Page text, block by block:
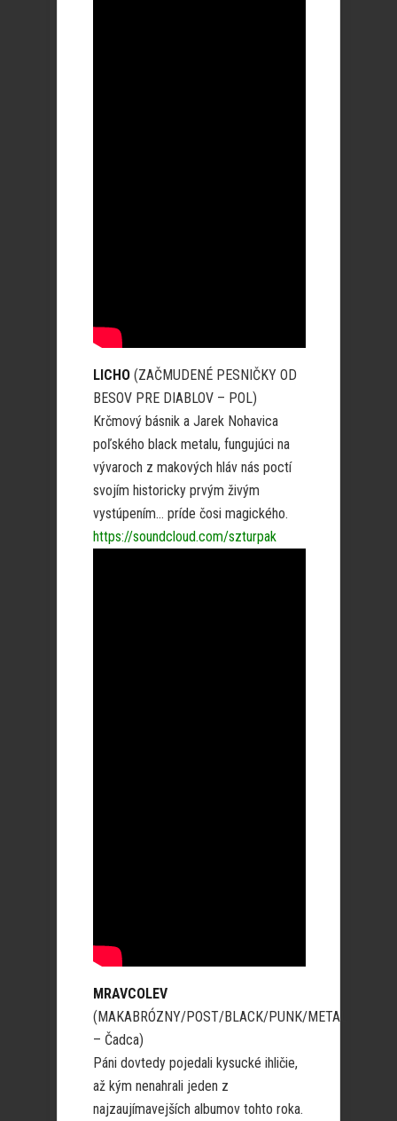
LICHO (ZAČMUDENÉ PESNIČKY OD
BESOV PRE DIABLOV – POL)
Krčmový básnik a Jarek Nohavica
poľského black metalu, fungujúci na
vývaroch z makových hláv nás poctí
svojím historicky prvým živým
vystúpením… príde čosi magického.
https://soundcloud.com/szturpak
MRAVCOLEV
(MAKABRÓZNY/POST/BLACK/PUNK/METAL
– Čadca)
Páni dovtedy pojedali kysucké ihličie,
až kým nenahrali jeden z
najzaujímavejších albumov tohto roka.